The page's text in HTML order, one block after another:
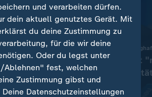
:
an
FIFA
Drohnenfund am
Dobrindt sieht
mit Video
und verarbeiten dürfen.
dein aktuell genutztes Gerät. Mit
du deine Zustimmung zu
für die wir deine
Oder du legst unter
Ablehnen" fest, welchen
Zustimmung gibst und
Datenschutzeinstellungen